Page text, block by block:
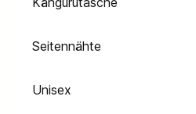
Seitennähte
Unisex